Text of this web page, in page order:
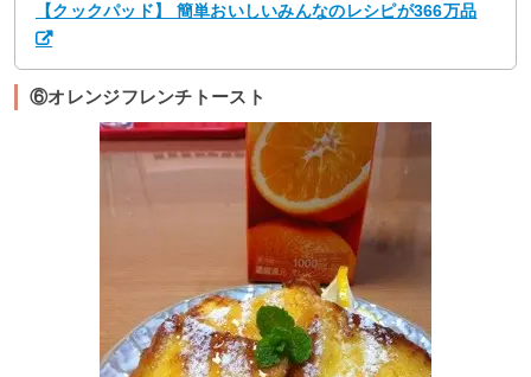
【クックパッド】 簡単おいしいみんなのレシピが366万品
⑥オレンジフレンチトースト